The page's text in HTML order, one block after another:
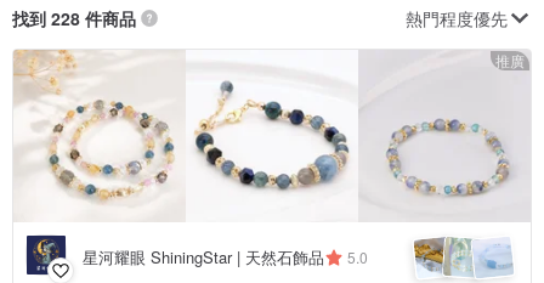
找到 228 件商品 熱門程度優先
推廣
星河耀眼 ShiningStar | 天然石飾品 5.0